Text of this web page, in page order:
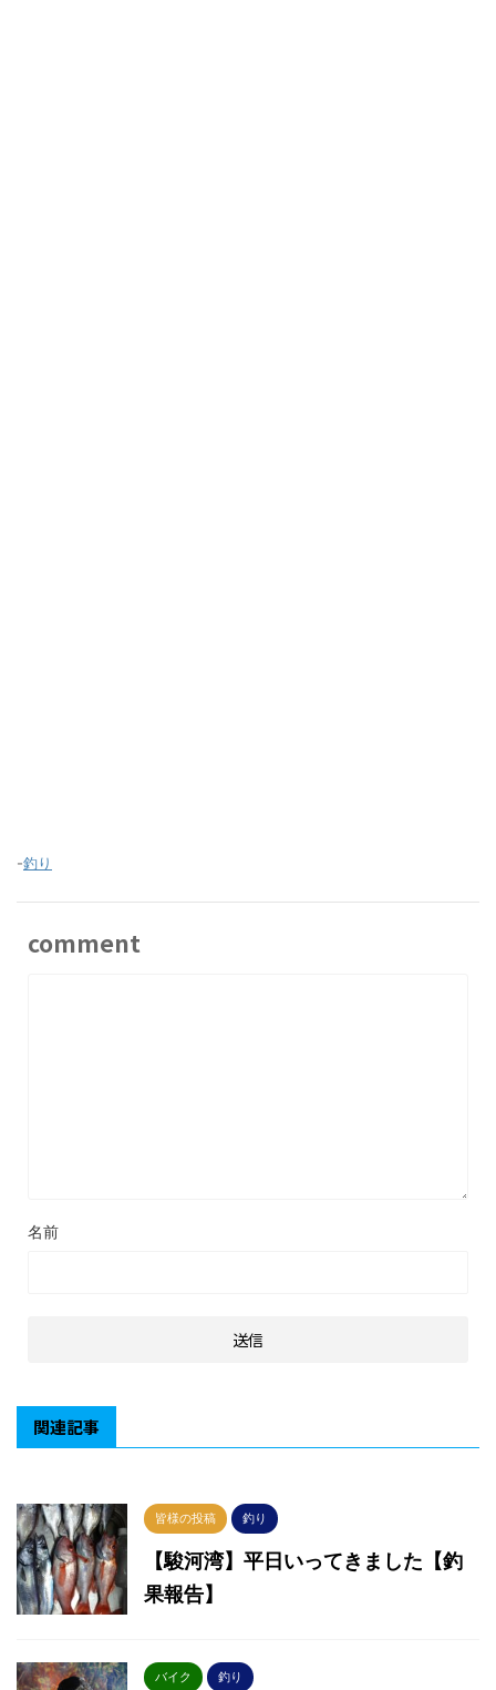
-釣り
comment
名前
関連記事
皆様の投稿 釣り
【駿河湾】平日いってきました【釣
果報告】
バイク 釣り